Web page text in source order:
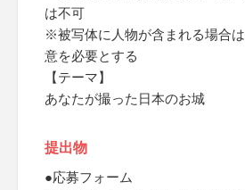
は不可
※被写体に人物が含まれる場合
意を必要とする
【テーマ】
あなたが撮った日本のお城
提出物
●応募フォーム